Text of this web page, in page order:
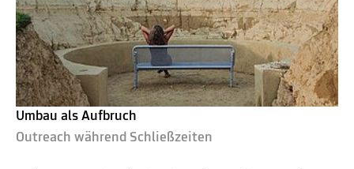
Umbau als Aufbruch
Outreach während Schließzeiten